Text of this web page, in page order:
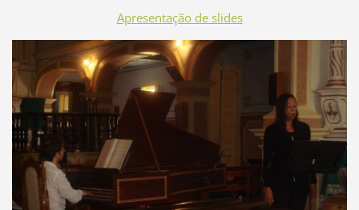
Apresentação de slides